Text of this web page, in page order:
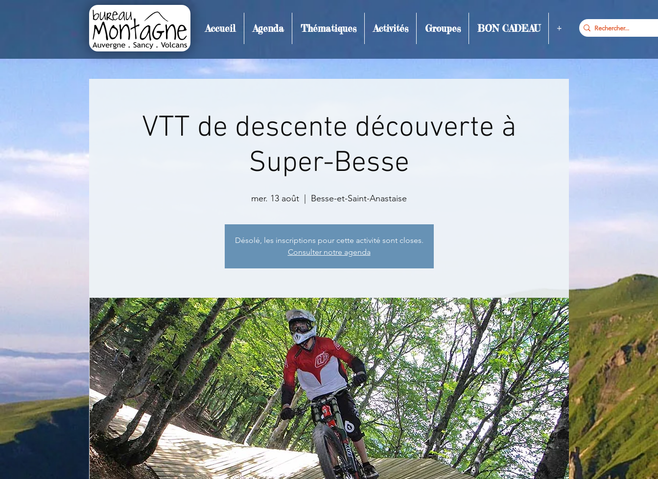
Accueil Agenda Thématiques Activités Groupes BON CADEAU +
Détails de l'événement et inscription
VTT de descente découverte à
Super-Besse
mer. 13 août Besse-et-Saint-Anastaise
Désolé, les inscriptions pour cette activité sont closes.
Consulter notre agenda